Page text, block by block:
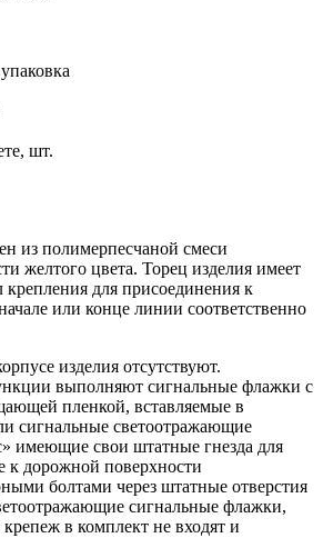
шт.
из полимерпесчаной смеси
желтого цвета. Торец изделия имеет
крепления для присоединения к
или конце линии соответственно
изделия отсутствуют.
выполняют сигнальные флажки с
пленкой, вставляемые в
сигнальные светоотражающие
имеющие свои штатные гнезда для
к дорожной поверхности
болтами через штатные отверстия
сигнальные флажки,
в комплект не входят и